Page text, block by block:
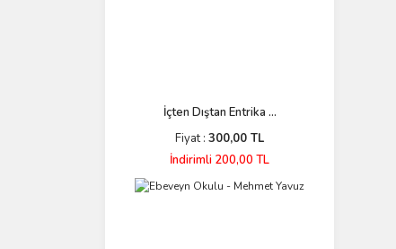
İçten Dıştan Entrika ...
Fiyat : 300,00 TL
İndirimli 200,00 TL